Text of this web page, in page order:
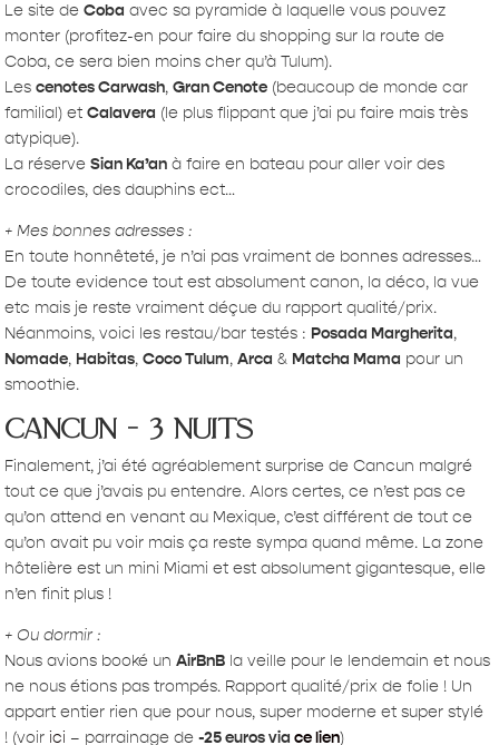
Le site deCoba avec sa pyramide à laquelle vous pouvez
monter (profitez-en pour faire du shopping sur la route de
Coba, ce sera bien moins cher qu’à Tulum).
Lescenotes Carwash,Gran Cenote (beaucoup de monde car
familial) etCalavera (le plus flippant que j’ai pu faire mais très
atypique).
La réserveSian Ka’an à faire en bateau pour aller voir des
crocodiles, des dauphins ect…
+ Mes bonnes adresses :
En toute honnêteté, je n’ai pas vraiment de bonnes adresses…
De toute evidence tout est absolument canon, la déco, la vue
etc mais je reste vraiment déçue du rapport qualité/prix.
Néanmoins, voici les restau/bar testés : Posada Margherita,
Nomade, Habitas,Coco Tulum,Arca & Matcha Mama pour un
smoothie.
cancun – 3 nuits
Finalement, j’ai été agréablement surprise de Cancun malgré
tout ce que j’avais pu entendre. Alors certes, ce n’est pas ce
qu’on attend en venant au Mexique, c’est différent de tout ce
qu’on avait pu voir mais ça reste sympa quand même. La zone
hôtelière est un mini Miami et est absolument gigantesque, elle
n’en finit plus !
+ Ou dormir :
Nous avions booké unAirBnB la veille pour le lendemain et nous
ne nous étions pas trompés. Rapport qualité/prix de folie ! Un
appart entier rien que pour nous, super moderne et super stylé
! (voirici – parrainage de-25 euros viace lien)